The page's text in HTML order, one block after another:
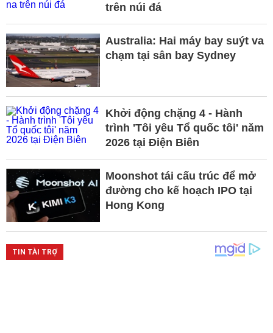
trên núi đá
Australia: Hai máy bay suýt va
chạm tại sân bay Sydney
Khởi động chặng 4 - Hành
trình 'Tôi yêu Tổ quốc tôi' năm
2026 tại Điện Biên
Moonshot tái cấu trúc để mở
đường cho kế hoạch IPO tại
Hong Kong